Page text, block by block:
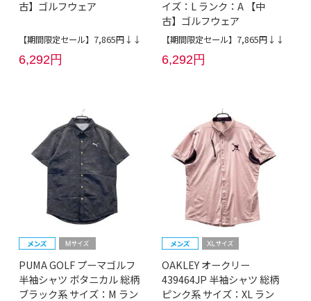
古】ゴルフウェア
【期間限定セール】7,865円↓↓
6,292円
イズ：L ランク：A 【中
古】ゴルフウェア
【期間限定セール】7,865円↓↓
6,292円
PUMA GOLF プーマゴルフ
半袖シャツ ボタニカル 総柄
ブラック系 サイズ：M ラン
OAKLEY オークリー
439464JP 半袖シャツ 総柄
ピンク系 サイズ：XL ラン